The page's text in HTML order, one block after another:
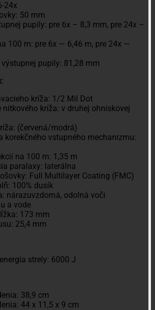
24x
50 mm
pupily: pre 6x – 8,3 mm, pre 24x –
100 m: pre 6x — 6,46 m, pre 24x —
pupily: 81,28 mm
kríža: 1/2 Mil Dot
nitkového kríža: v druhej ohniskovej
(červená/modrá)
korekčného vstupného mechanizmu:
na 100 m: 1,35 m
paralaxy: laterálna
Full Multilayer Coating (FMC)
100% dusík
nárazuvzdorná, odolná voči
a vode
173 mm
25,4 mm
strely: 6000 J
38,9 cm
44 x 11,5 x 9 cm